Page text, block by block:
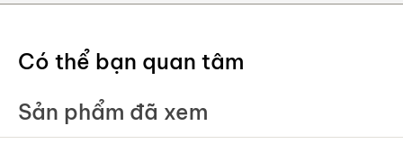
Có thể bạn quan tâm
Sản phẩm đã xem